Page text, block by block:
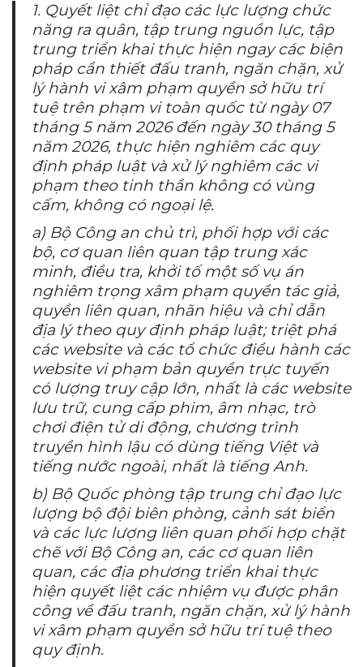
1. Quyết liệt chỉ đạo các lực lượng chức
năng ra quân, tập trung nguồn lực, tập
trung triển khai thực hiện ngay các biện
pháp cần thiết đấu tranh, ngăn chặn, xử
lý hành vi xâm phạm quyền sở hữu trí
tuệ trên phạm vi toàn quốc từ ngày 07
tháng 5 năm 2026 đến ngày 30 tháng 5
năm 2026, thực hiện nghiêm các quy
định pháp luật và xử lý nghiêm các vi
phạm theo tinh thần không có vùng
cấm, không có ngoại lệ.
a) Bộ Công an chủ trì, phối hợp với các
bộ, cơ quan liên quan tập trung xác
minh, điều tra, khởi tố một số vụ án
nghiêm trọng xâm phạm quyền tác giả,
quyền liên quan, nhãn hiệu và chỉ dẫn
địa lý theo quy định pháp luật; triệt phá
các website và các tổ chức điều hành các
website vi phạm bản quyền trực tuyến
có lượng truy cập lớn, nhất là các website
lưu trữ, cung cấp phim, âm nhạc, trò
chơi điện tử di động, chương trình
truyền hình lậu có dùng tiếng Việt và
tiếng nước ngoài, nhất là tiếng Anh.
b) Bộ Quốc phòng tập trung chỉ đạo lực
lượng bộ đội biên phòng, cảnh sát biển
và các lực lượng liên quan phối hợp chặt
chẽ với Bộ Công an, các cơ quan liên
quan, các địa phương triển khai thực
hiện quyết liệt các nhiệm vụ được phân
công về đấu tranh, ngăn chặn, xử lý hành
vi xâm phạm quyền sở hữu trí tuệ theo
quy định.